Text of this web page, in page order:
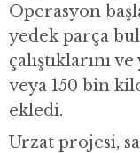
Operasyon
yedek parça
çalıştıklarını
veya 150 bin
ekledi.
Urzat projesi,